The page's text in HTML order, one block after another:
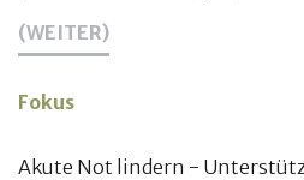
(WEITER)
Akute Not lindern -
Fokus